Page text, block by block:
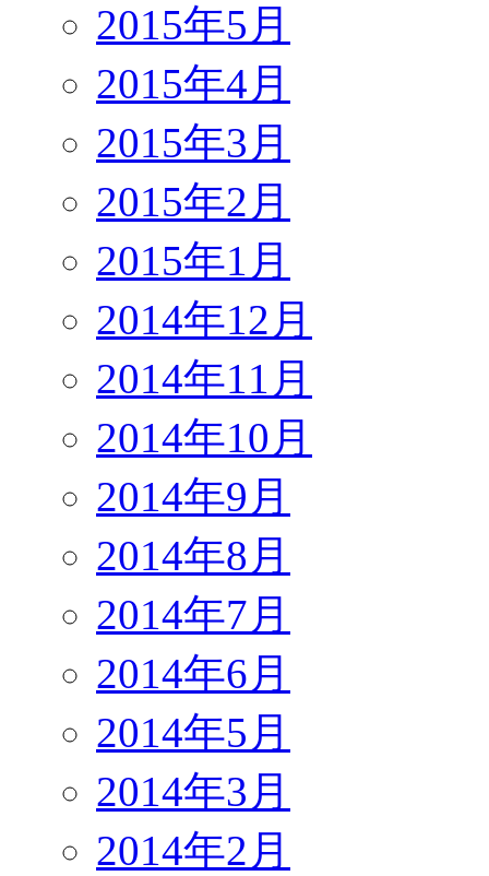
2015年5月
2015年4月
2015年3月
2015年2月
2015年1月
2014年12月
2014年11月
2014年10月
2014年9月
2014年8月
2014年7月
2014年6月
2014年5月
2014年3月
2014年2月